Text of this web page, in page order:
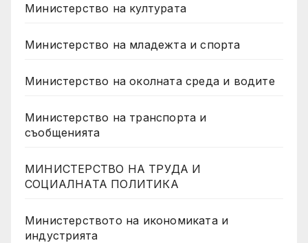
Министерство на културата
Министерство на младежта и спорта
Министерство на околната среда и водите
Министерство на транспорта и
съобщенията
МИНИСТЕРСТВО НА ТРУДА И
СОЦИАЛНАТА ПОЛИТИКА
Министерството на икономиката и
индустрията